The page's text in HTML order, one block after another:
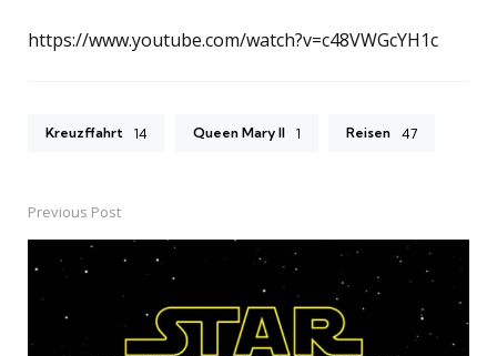
https://www.youtube.com/watch?v=c48VWGcYH1c
Kreuzffahrt 14 Queen Mary II 1 Reisen 47
Post
navigation
Previous Post